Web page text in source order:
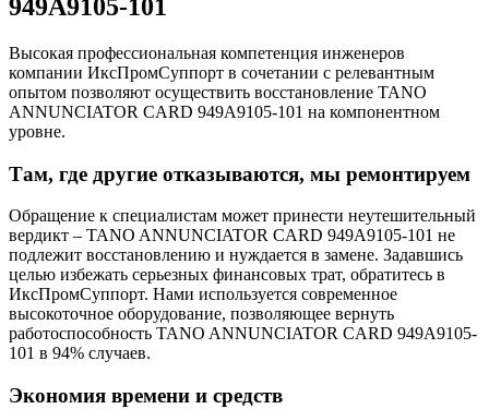
949A9105-101
Высокая профессиональная компетенция инженеров
компании ИксПромСуппорт в сочетании с релевантным
опытом позволяют осуществить восстановление TANO
ANNUNCIATOR CARD 949A9105-101 на компонентном
уровне.
Там, где другие отказываются, мы ремонтируем
Обращение к специалистам может принести неутешительный
вердикт – TANO ANNUNCIATOR CARD 949A9105-101 не
подлежит восстановлению и нуждается в замене. Задавшись
целью избежать серьезных финансовых трат, обратитесь в
ИксПромСуппорт. Нами используется современное
высокоточное оборудование, позволяющее вернуть
работоспособность TANO ANNUNCIATOR CARD 949A9105-
101 в 94% случаев.
Экономия времени и средств